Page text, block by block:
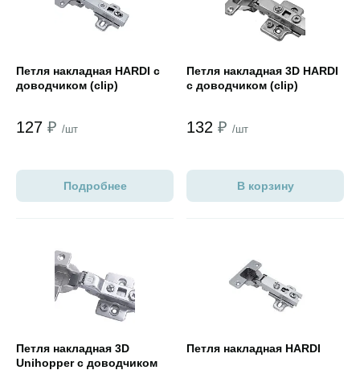
Петля накладная HARDI с
доводчиком (clip)
127 ₽ /шт
Подробнее
Петля накладная 3D HARDI
с доводчиком (clip)
132 ₽ /шт
В корзину
Петля накладная 3D
Unihopper с доводчиком
Открыть товар
Петля накладная HARDI